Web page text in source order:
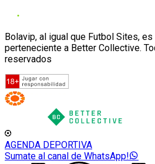
Bolavip, al igual que Futbol Sites, es
perteneciente a Better Collective.
reservados
AGENDA DEPORTIVA
Sumate al canal de WhatsApp!